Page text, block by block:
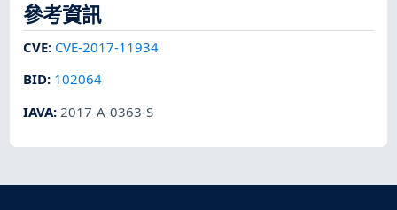
參考資訊
CVE: CVE-2017-11934
BID: 102064
IAVA: 2017-A-0363-S